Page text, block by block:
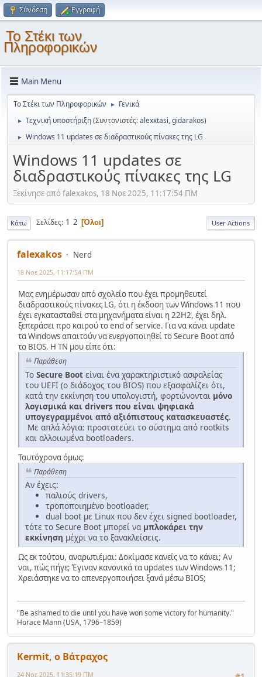
Σύνδεση Εγγραφή
Το Στέκι των
Πληροφορικών
Main Menu
Το Στέκι των Πληροφορικών ► Γενικά
► Τεχνική υποστήριξη(Συντονιστές:alexxtasi,gidarakos)
► Windows 11 updates σε διαδραστικούς πίνακες της LG
Windows 11 updates σε
διαδραστικούς πίνακες της LG
Ξεκίνησε από falexakos, 18 Νοε 2025, 11:17:54 ΠΜ
Κάτω Σελίδες 1 2 Όλοι User Actions
falexakos Nerd
18 Νοε 2025, 11:17:54 ΠΜ
Μας ενημέρωσαν από σχολείο που έχει προμηθευτεί
διαδραστικούς πίνακες LG, ότι η έκδοση των Windows 11 που
έχει εγκατασταθεί στα μηχανήματα είναι η 22Η2, έχει δηλ.
ξεπεράσει προ καιρού το end of service. Για να κάνει update
τα Windows απαιτούν να ενεργοποιηθεί το Secure Boot από
το BIOS. Η ΤΝ μου είπε ότι:
Παράθεση
Το Secure Boot είναι ένα χαρακτηριστικό ασφαλείας
του UEFI (ο διάδοχος του BIOS) που εξασφαλίζει ότι,
κατά την εκκίνηση του υπολογιστή, φορτώνονται μόνο
λογισμικά και drivers που είναι ψηφιακά
υπογεγραμμένοι από αξιόπιστους κατασκευαστές.
Με απλά λόγια: προστατεύει το σύστημα από rootkits
και αλλοιωμένα bootloaders.
Ταυτόχρονα όμως:
Παράθεση
Αν έχεις:
παλιούς drivers,
τροποποιημένο bootloader,
dual boot με Linux που δεν έχει signed bootloader,
τότε το Secure Boot μπορεί να μπλοκάρει την
εκκίνηση μέχρι να το ξανακλείσεις.
Ως εκ τούτου, αναρωτιέμαι: Δοκίμασε κανείς να το κάνει; Αν
ναι, πώς πήγε; Έγιναν κανονικά τα updates των Windows 11;
Χρειάστηκε να το απενεργοποιήσει ξανά μέσω BIOS;
"Be ashamed to die until you have won some victory for humanity."
Horace Mann (USA, 1796–1859)
Kermit, ο Βάτραχος
24 Νοε 2025, 11:35:19 ΠΜ